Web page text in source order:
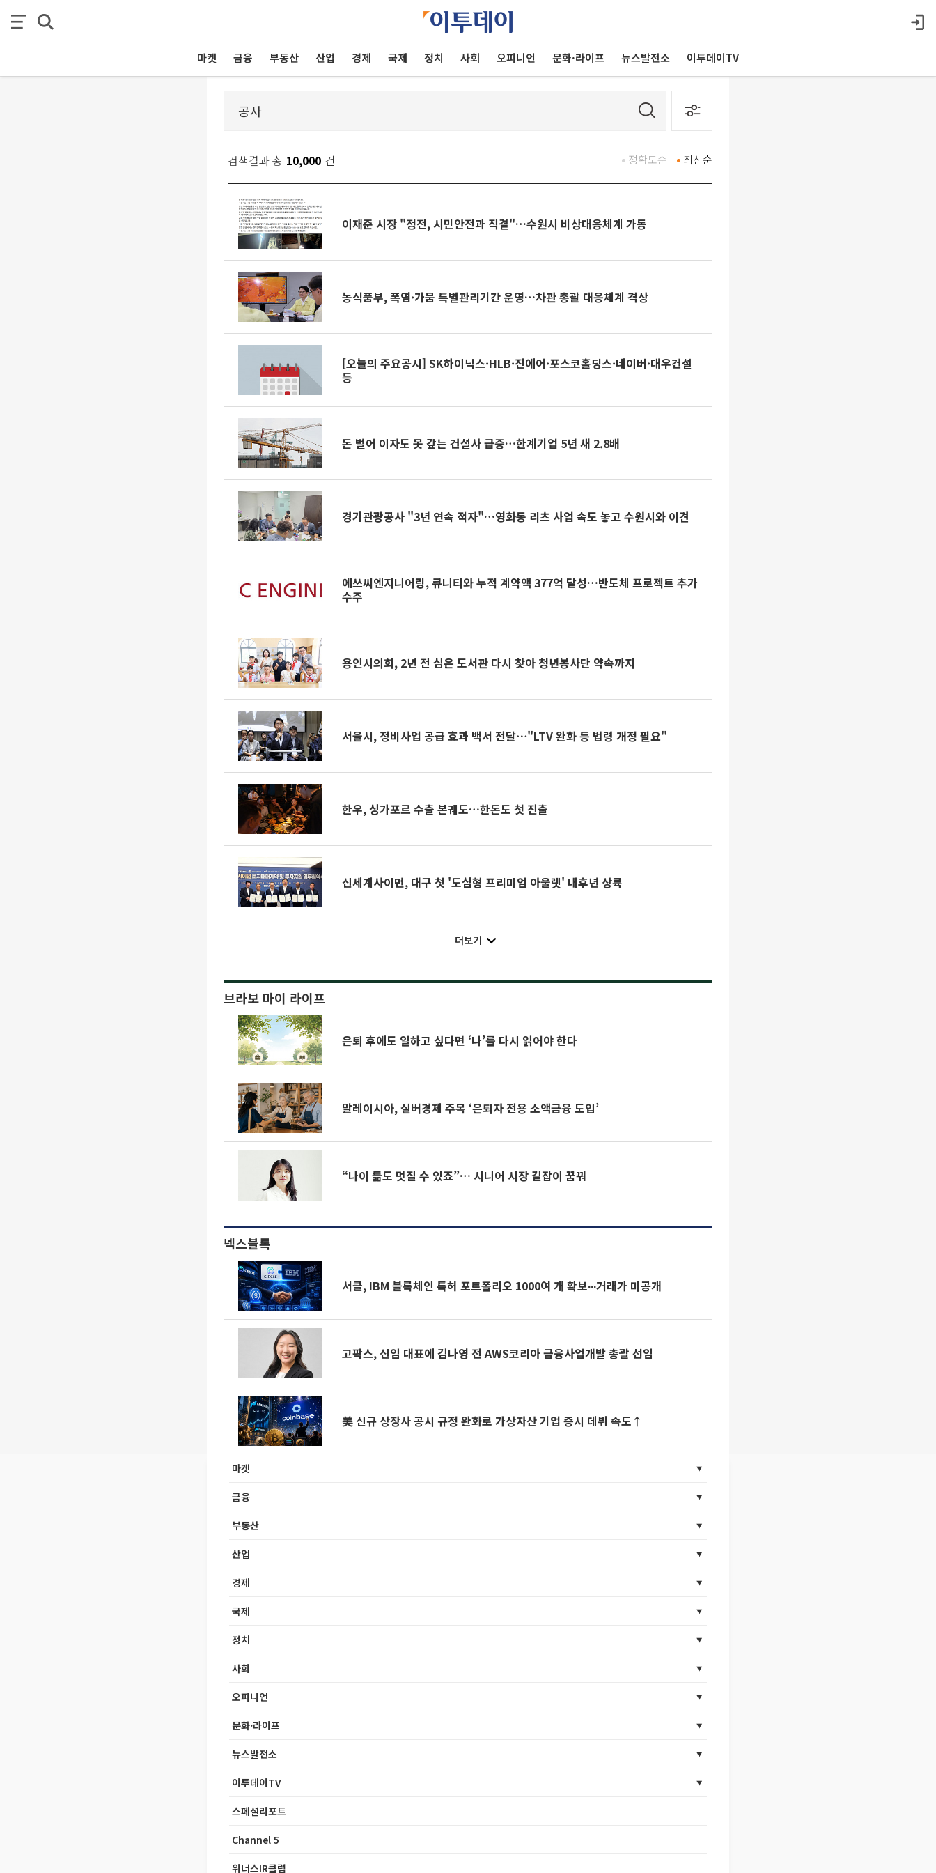
마켓 금융 부동산 산업 경제 국제 정치 사회 오피니언 문화·라이프 뉴스발전소 이투데이TV
검색결과 총 10,000 건 최신순
정확도순
이재준 시장 "정전, 시민안전과 직결"…수원시 비상대응체계 가동
농식품부, 폭염·가뭄 특별관리기간 운영…차관 총괄 대응체계 격상
[오늘의 주요공시] SK하이닉스·HLB·진에어·포스코홀딩스·네이버·대우건설
등
돈 벌어 이자도 못 갚는 건설사 급증…한계기업 5년 새 2.8배
경기관광공사 "3년 연속 적자"…영화동 리츠 사업 속도 놓고 수원시와 이견
에쓰씨엔지니어링, 큐니티와 누적 계약액 377억 달성…반도체 프로젝트 추가
수주
용인시의회, 2년 전 심은 도서관 다시 찾아 청년봉사단 약속까지
서울시, 정비사업 공급 효과 백서 전달⋯"LTV 완화 등 법령 개정 필요"
한우, 싱가포르 수출 본궤도…한돈도 첫 진출
신세계사이먼, 대구 첫 '도심형 프리미엄 아울렛' 내후년 상륙
더보기
브라보 마이 라이프
은퇴 후에도 일하고 싶다면 ‘나’를 다시 읽어야 한다
말레이시아, 실버경제 주목 ‘은퇴자 전용 소액금융 도입’
“나이 듦도 멋질 수 있죠”… 시니어 시장 길잡이 꿈꿔
넥스블록
서클, IBM 블록체인 특허 포트폴리오 1000여 개 확보∙∙∙거래가 미공개
고팍스, 신임 대표에 김나영 전 AWS코리아 금융사업개발 총괄 선임
美 신규 상장사 공시 규정 완화로 가상자산 기업 증시 데뷔 속도↑
마켓
금융
부동산
산업
경제
국제
정치
사회
오피니언
문화·라이프
뉴스발전소
이투데이TV
스페셜리포트
Channel 5
위너스IR클럽